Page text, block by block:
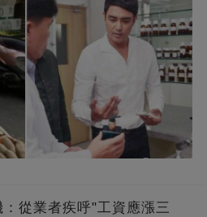
從業者疾呼"工資應漲三